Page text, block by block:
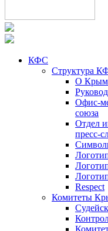
КФС
Структура
О
Офис-
союза
Отдел
пресс-
Respect
Комитеты